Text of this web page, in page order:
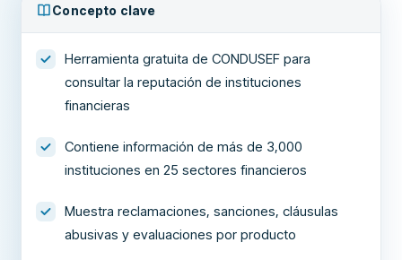
Concepto clave
Herramienta gratuita de CONDUSEF para
consultar la reputación de instituciones
financieras
Contiene información de más de 3,000
instituciones en 25 sectores financieros
Muestra reclamaciones, sanciones, cláusulas
abusivas y evaluaciones por producto